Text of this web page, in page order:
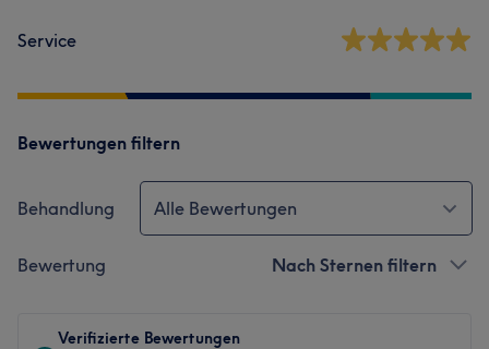
Service
Bewertungen filtern
Behandlung Alle Bewertungen
Bewertung Nach Sternen filtern
Verifizierte Bewertungen